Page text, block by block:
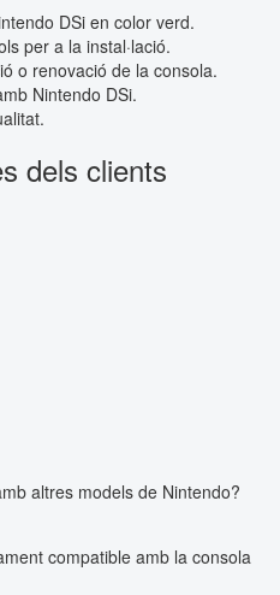
DSi en color verd.
per a la instal·lació.
o renovació de la consola.
Nintendo DSi.
dels clients
altres models de Nintendo?
compatible amb la consola